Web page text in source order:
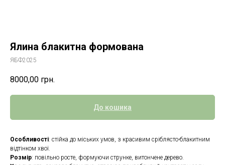
Ялина блакитна формована
ЯБФ2025
8000,00 грн.
До кошика
Особливості: стійка до міських умов, з красивим сріблясто-блакитним
відтінком хвої.
Розмір: повільно росте, формуючи струнке, витончене дерево.